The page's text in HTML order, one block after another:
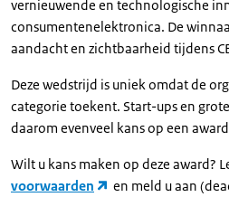
vernieuwende en technologische
consumentenelektronica. De
aandacht en zichtbaarheid tijdens
Deze wedstrijd is uniek omdat de
categorie toekent. Start-ups en
daarom evenveel kans op een
Wilt u kans maken op deze award?
voorwaarden
en meld u aan